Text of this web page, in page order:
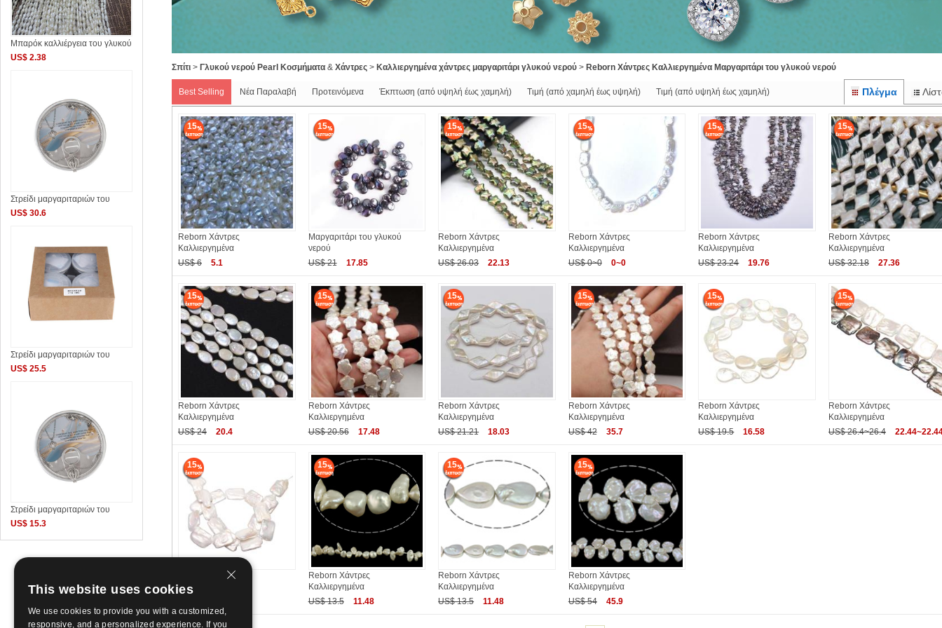
Σπίτι> Γλυκού νερού Pearl Κοσμήματα& Χάντρες> Καλλιεργημένα χάντρες μαργαριτάρι γλυκού νερού> Reborn Χάντρες Καλλιεργημένα Μαργαριτάρι του γλυκού νερού
Best Selling Νέα Παραλαβή Προτεινόμενα Έκπτωση (από υψηλή έως χαμηλή) Τιμή (από χαμηλή έως υψηλή) Τιμή (από υψηλή έως χαμηλή) Πλέγμα
15
Reborn Χάντρες
Καλλιεργημένα
US$ 6
5.1
15
Μαργαριτάρι του γλυκού
νερού
US$ 21
17.85
15
Reborn Χάντρες
Καλλιεργημένα
US$ 26.03
22.13
15
Reborn Χάντρες
Καλλιεργημένα
US$ 0~0
0~0
15
Reborn Χάντρες
Καλλιεργημένα
US$ 23.24
19.76
15
Reborn Χάντρες
Καλλιεργημένα
US$ 32.18
27.36
15
Reborn Χάντρες
Καλλιεργημένα
US$ 24
20.4
15
Reborn Χάντρες
Καλλιεργημένα
US$ 20.56
17.48
15
Reborn Χάντρες
Καλλιεργημένα
US$ 21.21
18.03
15
Reborn Χάντρες
Καλλιεργημένα
US$ 42
35.7
15
Reborn Χάντρες
Καλλιεργημένα
US$ 19.5
16.58
15
Reborn Χάντρες
Καλλιεργημένα
US$ 26.4~26.4
15
Reborn Χάντρες
Καλλιεργημένα
15
Reborn Χάντρες
Καλλιεργημένα
US$ 13.5
11.48
15
Reborn Χάντρες
Καλλιεργημένα
US$ 13.5
11.48
15
Reborn Χάντρες
Καλλιεργημένα
US$ 54
45.9
Μπαρόκ καλλιέργεια του γλυκού
US$ 2.38
Στρείδι μαργαριταριών του
US$ 30.6
Στρείδι μαργαριταριών του
US$ 25.5
Στρείδι μαργαριταριών του
US$ 15.3
This website uses cookies
We use cookies to provide you with a customized,
responsive, and a personalized experience. If you